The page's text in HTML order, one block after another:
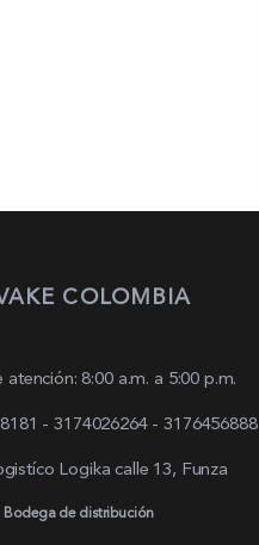
COLOMBIA
atención: 8:00 a.m. a 5:00 p.m.
- 3174026264 - 3176456888
Logika calle 13, Funza
Bodega de distribución